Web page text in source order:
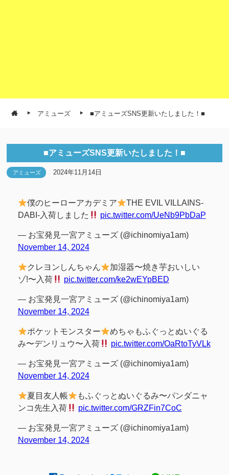
アミューズ ■アミューズSNS更新いたしました！■
■アミューズSNS更新いたしました！■
アミューズ 2024年11月14日
僕のヒーローアカデミア
THE EVIL VILLAINS-
DABI-入荷しました
pic.twitter.com/UeNb9PbDaP
— お宝発見一宮アミューズ (@ichinomiya1am)
November 14, 2024
クレヨンしんちゃん
加湿器〜焼き芋おいしい
ゾ!〜入荷
pic.twitter.com/ke2wEYpBED
— お宝発見一宮アミューズ (@ichinomiya1am)
November 14, 2024
ポケットモンスター
めちゃもふぐっとぬいぐる
み〜デンリュウ〜入荷
pic.twitter.com/OaRtoTyVLk
— お宝発見一宮アミューズ (@ichinomiya1am)
November 14, 2024
夏目友人帳
もふぐっとぬいぐるみ〜パンダニャ
ンコ先生入荷
pic.twitter.com/GRZFin7CoC
— お宝発見一宮アミューズ (@ichinomiya1am)
November 14, 2024